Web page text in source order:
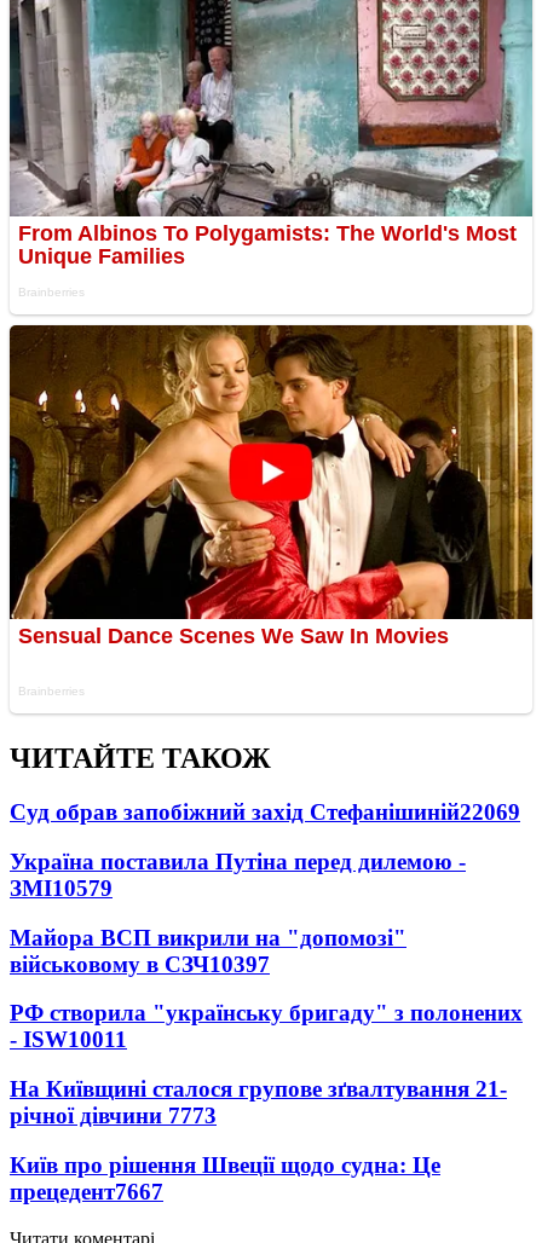
ЧИТАЙТЕ ТАКОЖ
Суд обрав запобіжний захід Стефанішиній22069
Україна поставила Путіна перед дилемою -
ЗМІ10579
Майора ВСП викрили на "допомозі"
військовому в СЗЧ10397
РФ створила "українську бригаду" з полонених
- ISW10011
На Київщині сталося групове зґвалтування 21-
річної дівчини 7773
Київ про рішення Швеції щодо судна: Це
прецедент7667
Читати коментарі